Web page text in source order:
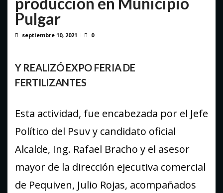
Pulgar
septiembre 10, 2021 0
Y REALIZÓ EXPO FERIA DE
FERTILIZANTES
Esta actividad, fue encabezada por el Jefe
Político del Psuv y candidato oficial
Alcalde, Ing. Rafael Bracho y el asesor
mayor de la dirección ejecutiva comercial
de Pequiven, Julio Rojas, acompañados